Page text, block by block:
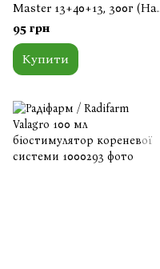
Master 13+40+13, 300г (На
вагу)
95 грн
Купити